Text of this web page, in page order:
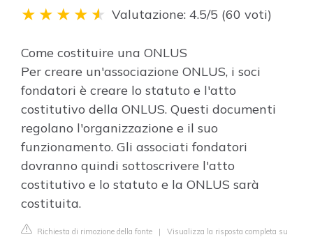
Valutazione: 4.5/5 (60 voti)
Come costituire una ONLUS
Per creare un'associazione ONLUS, i soci
fondatori è creare lo statuto e l'atto
costitutivo della ONLUS. Questi documenti
regolano l'organizzazione e il suo
funzionamento. Gli associati fondatori
dovranno quindi sottoscrivere l'atto
costitutivo e lo statuto e la ONLUS sarà
costituita.
Richiesta di rimozione della fonte | Visualizza la risposta completa su